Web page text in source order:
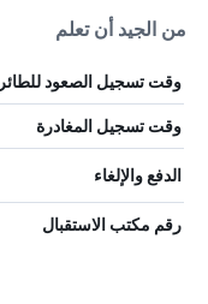
من الجيد أن تعلم
وقت تسجيل الصعود
وقت تسجيل المغادرة
الدفع والإلغاء
رقم مكتب الاستقبال